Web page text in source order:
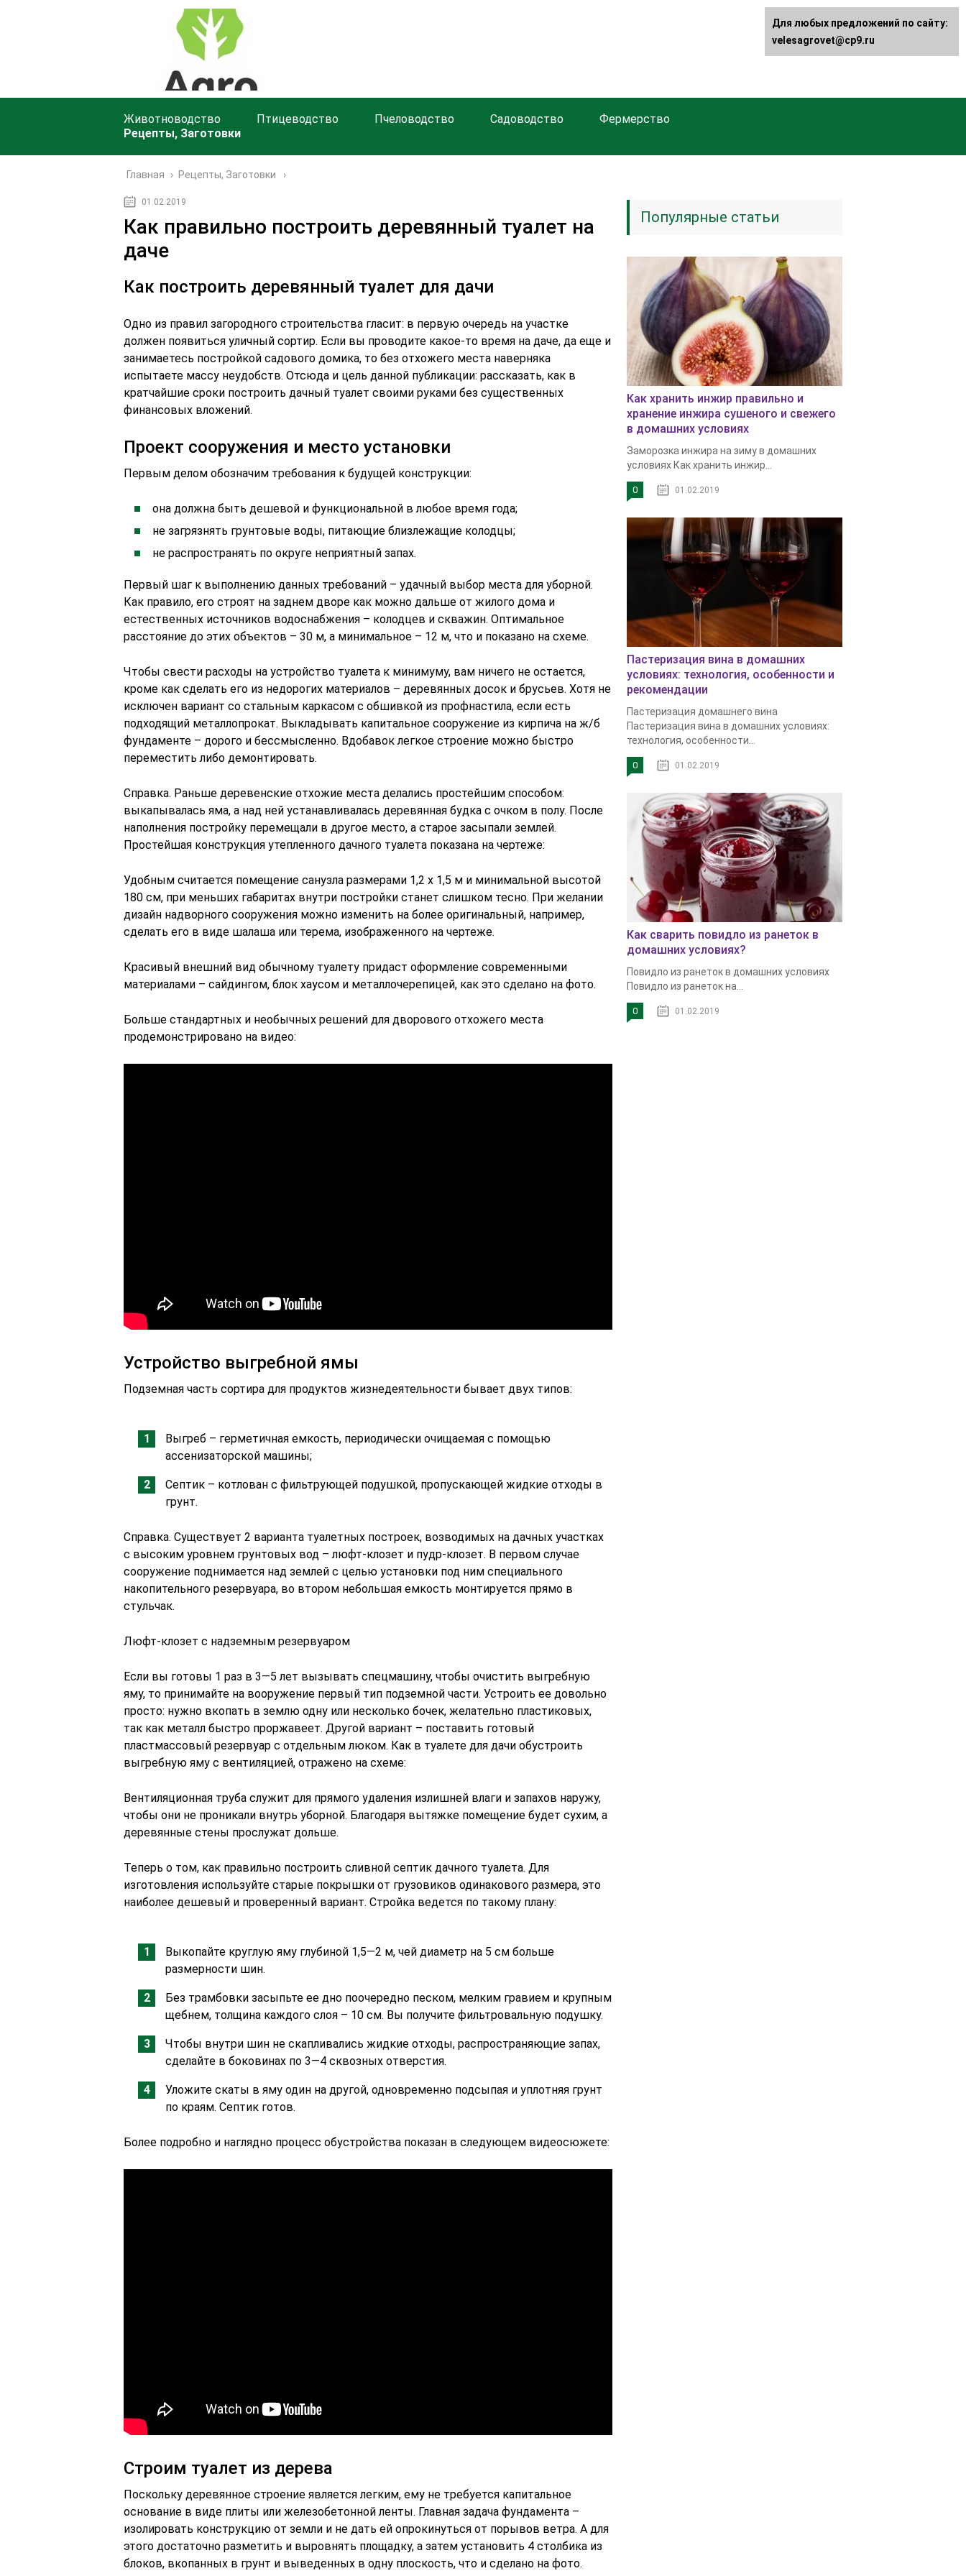
Животноводство Птицеводство Пчеловодство Садоводство
Фермерство
Рецепты, Заготовки
Главная › Рецепты, Заготовки
01.02.2019
Как правильно построить деревянный туалет на
даче
Как построить деревянный туалет для дачи
Одно из правил загородного строительства гласит: в первую очередь на участке
должен появиться уличный сортир. Если вы проводите какое-то время на даче, да еще и
занимаетесь постройкой садового домика, то без отхожего места наверняка
испытаете массу неудобств. Отсюда и цель данной публикации: рассказать, как в
кратчайшие сроки построить дачный туалет своими руками без существенных
финансовых вложений.
Проект сооружения и место установки
Первым делом обозначим требования к будущей конструкции:
она должна быть дешевой и функциональной в любое время года;
не загрязнять грунтовые воды, питающие близлежащие колодцы;
не распространять по округе неприятный запах.
Первый шаг к выполнению данных требований – удачный выбор места для уборной.
Как правило, его строят на заднем дворе как можно дальше от жилого дома и
естественных источников водоснабжения – колодцев и скважин. Оптимальное
расстояние до этих объектов – 30 м, а минимальное – 12 м, что и показано на схеме.
Чтобы свести расходы на устройство туалета к минимуму, вам ничего не остается,
кроме как сделать его из недорогих материалов – деревянных досок и брусьев. Хотя не
исключен вариант со стальным каркасом с обшивкой из профнастила, если есть
подходящий металлопрокат. Выкладывать капитальное сооружение из кирпича на ж/б
фундаменте – дорого и бессмысленно. Вдобавок легкое строение можно быстро
переместить либо демонтировать.
Справка. Раньше деревенские отхожие места делались простейшим способом:
выкапывалась яма, а над ней устанавливалась деревянная будка с очком в полу. После
наполнения постройку перемещали в другое место, а старое засыпали землей.
Простейшая конструкция утепленного дачного туалета показана на чертеже:
Удобным считается помещение санузла размерами 1,2 х 1,5 м и минимальной высотой
180 см, при меньших габаритах внутри постройки станет слишком тесно. При желании
дизайн надворного сооружения можно изменить на более оригинальный, например,
сделать его в виде шалаша или терема, изображенного на чертеже.
Красивый внешний вид обычному туалету придаст оформление современными
материалами – сайдингом, блок хаусом и металлочерепицей, как это сделано на фото.
Больше стандартных и необычных решений для дворового отхожего места
продемонстрировано на видео:
Устройство выгребной ямы
Подземная часть сортира для продуктов жизнедеятельности бывает двух типов:
Выгреб – герметичная емкость, периодически очищаемая с помощью
ассенизаторской машины;
Септик – котлован с фильтрующей подушкой, пропускающей жидкие отходы в
грунт.
Справка. Существует 2 варианта туалетных построек, возводимых на дачных участках
с высоким уровнем грунтовых вод – люфт-клозет и пудр-клозет. В первом случае
сооружение поднимается над землей с целью установки под ним специального
накопительного резервуара, во втором небольшая емкость монтируется прямо в
стульчак.
Люфт-клозет с надземным резервуаром
Если вы готовы 1 раз в 3—5 лет вызывать спецмашину, чтобы очистить выгребную
яму, то принимайте на вооружение первый тип подземной части. Устроить ее довольно
просто: нужно вкопать в землю одну или несколько бочек, желательно пластиковых,
так как металл быстро проржавеет. Другой вариант – поставить готовый
пластмассовый резервуар с отдельным люком. Как в туалете для дачи обустроить
выгребную яму с вентиляцией, отражено на схеме:
Вентиляционная труба служит для прямого удаления излишней влаги и запахов наружу,
чтобы они не проникали внутрь уборной. Благодаря вытяжке помещение будет сухим, а
деревянные стены прослужат дольше.
Теперь о том, как правильно построить сливной септик дачного туалета. Для
изготовления используйте старые покрышки от грузовиков одинакового размера, это
наиболее дешевый и проверенный вариант. Стройка ведется по такому плану:
Выкопайте круглую яму глубиной 1,5—2 м, чей диаметр на 5 см больше
размерности шин.
Без трамбовки засыпьте ее дно поочередно песком, мелким гравием и крупным
щебнем, толщина каждого слоя – 10 см. Вы получите фильтровальную подушку.
Чтобы внутри шин не скапливались жидкие отходы, распространяющие запах,
сделайте в боковинах по 3—4 сквозных отверстия.
Уложите скаты в яму один на другой, одновременно подсыпая и уплотняя грунт
по краям. Септик готов.
Более подробно и наглядно процесс обустройства показан в следующем видеосюжете:
Строим туалет из дерева
Поскольку деревянное строение является легким, ему не требуется капитальное
основание в виде плиты или железобетонной ленты. Главная задача фундамента –
изолировать конструкцию от земли и не дать ей опрокинуться от порывов ветра. А для
этого достаточно разметить и выровнять площадку, а затем установить 4 столбика из
блоков, вкопанных в грунт и выведенных в одну плоскость, что и сделано на фото.
Популярные статьи
Как хранить инжир правильно и
хранение инжира сушеного и свежего
в домашних условиях
Заморозка инжира на зиму в домашних
условиях Как хранить инжир...
0 01.02.2019
Пастеризация вина в домашних
условиях: технология, особенности и
рекомендации
Пастеризация домашнего вина
Пастеризация вина в домашних условиях:
технология, особенности...
0 01.02.2019
Как сварить повидло из ранеток в
домашних условиях?
Повидло из ранеток в домашних условиях
Повидло из ранеток на...
0 01.02.2019
Для любых предложений по сайту:
velesagrovet@cp9.ru